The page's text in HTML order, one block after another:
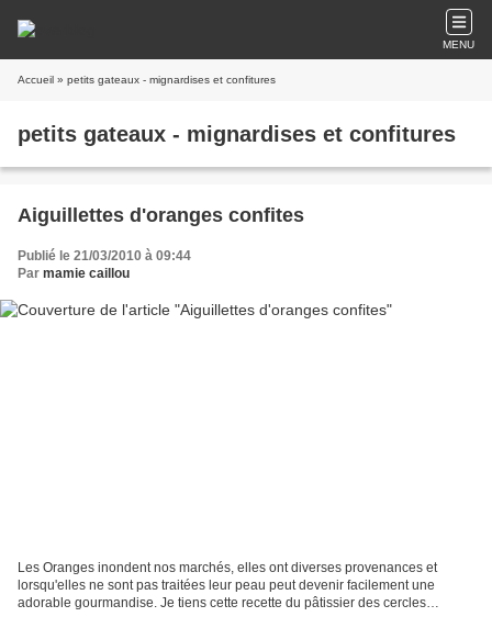
MENU
Accueil » petits gateaux - mignardises et confitures
petits gateaux - mignardises et confitures
Aiguillettes d'oranges confites
Publié le 21/03/2010 à 09:44
Par mamie caillou
Les Oranges inondent nos marchés, elles ont diverses provenances et
lorsqu'elles ne sont pas traitées leur peau peut devenir facilement une
adorable gourmandise. Je tiens cette recette du pâtissier des cercles